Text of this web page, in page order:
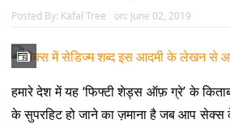
Posted By: Kafal Tree on: June 02, 2019
हमारे देश में यह ‘फिफ्टी शेड्स ऑफ़ ग्रे’ के
के सुपरहिट हो जाने का ज़माना है जब आप